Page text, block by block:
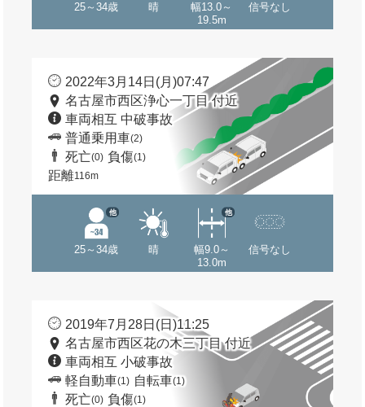
25～34歳 晴
幅13.0～
19.5m
信号なし
2022年3月14日(月)07:47
名古屋市西区浄心一丁目 付近
車両相互 中破事故
普通乗用車(2)
死亡(0) 負傷(1)
距離116m
25～34歳
他
晴
幅9.0～
13.0m
他
信号なし
2019年7月28日(日)11:25
名古屋市西区花の木三丁目 付近
車両相互 小破事故
軽自動車(1) 自転車(1)
死亡(0) 負傷(1)